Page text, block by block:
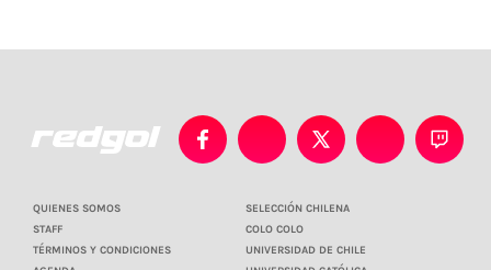
QUIENES SOMOS
STAFF
TÉRMINOS Y CONDICIONES
SELECCIÓN CHILENA
COLO COLO
UNIVERSIDAD DE CHILE